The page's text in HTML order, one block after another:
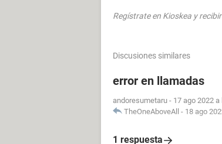
Regístrate en Kioskea y
Discusiones similares
error en llamadas
andoresumetaru - 17 ago 2022 a
TheOneAboveAll - 18 ago
1 respuesta